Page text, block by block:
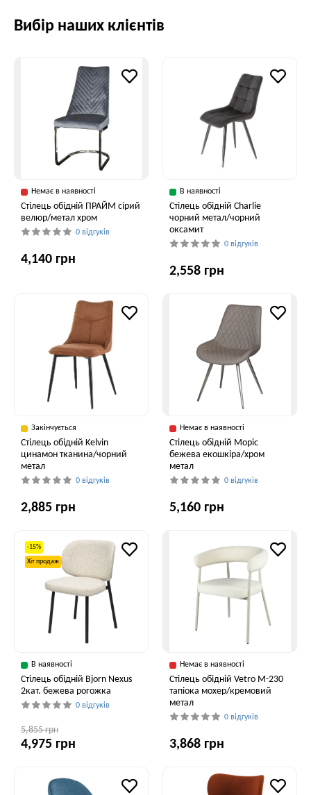
Вибір наших клієнтів
Немає в наявності
Стілець обідній ПРАЙМ сірий
велюр/метал хром
0 відгуків
4,140 грн
В наявності
Стілець обідній Charlie
чорний метал/чорний
оксамит
0 відгуків
2,558 грн
Закінчується
Cтілець обідній Kelvin
цинамон тканина/чорний
метал
0 відгуків
2,885 грн
Немає в наявності
Стілець обідній Моріс
бежева екошкіра/хром
метал
0 відгуків
5,160 грн
-15%
Хіт продаж
В наявності
Стілець обідній Bjorn Nexus
2кат. бежева рогожка
0 відгуків
5,855 грн
4,975 грн
Немає в наявності
Стілець обідній Vetro M-230
тапіока мохер/кремовий
метал
0 відгуків
3,868 грн